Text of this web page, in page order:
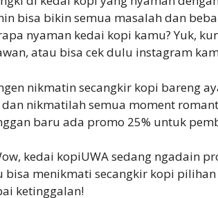
bisa bikin semua masalah dan
nyaman kedai kopi kamu? Yuk,
atau bisa cek dulu instagram
nikmatin secangkir kopi bareng
nikmatilah semua moment
baru ada promo 25% untuk
kedai kopiUWA sedang ngadain
bisa menikmati secangkir kopi
ketinggalan!